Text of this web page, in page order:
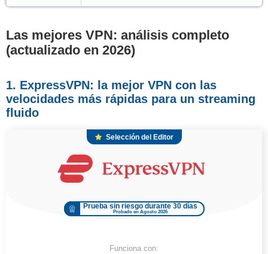
Las mejores VPN: análisis completo
(actualizado en 2026)
1. ExpressVPN: la mejor VPN con las
velocidades más rápidas para un streaming
fluido
Selección del Editor
Prueba sin riesgo durante 30 días
Probado en Agosto 2026
Funciona con: